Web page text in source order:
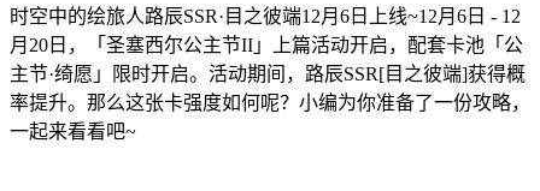
时空中的绘旅人路辰SSR·目之彼端12月6日上线~12月6日 - 12
月20日，「圣塞西尔公主节II」上篇活动开启，配套卡池「公
主节·绮愿」限时开启。活动期间，路辰SSR[目之彼端]获得概
率提升。那么这张卡强度如何呢？小编为你准备了一份攻略，
一起来看看吧~